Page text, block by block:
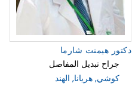
دكتور هيمنت شارما
جراح تبديل المفاصل
كوشي, هريانا, الهند